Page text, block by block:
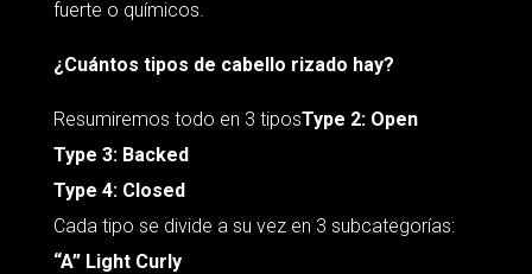
fuerte o químicos.
¿Cuántos tipos de cabello rizado hay?
Resumiremos todo en 3 tiposType 2: Open
Type 3: Backed
Type 4: Closed
Cada tipo se divide a su vez en 3 subcategorías:
“A” Light Curly